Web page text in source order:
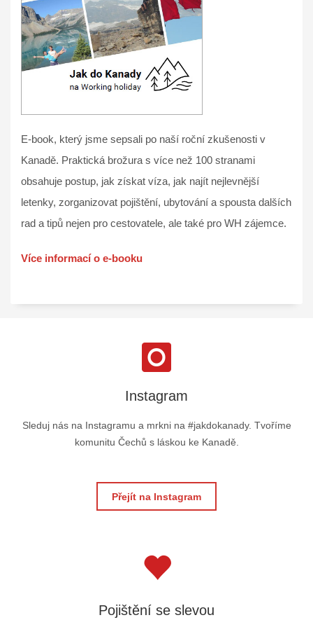
E-book, který jsme sepsali po naší roční zkušenosti v
Kanadě. Praktická brožura s více než 100 stranami
obsahuje postup, jak získat víza, jak najít nejlevnější
letenky, zorganizovat pojištění, ubytování a spousta dalších
rad a tipů nejen pro cestovatele, ale také pro WH zájemce.
Více informací o e-booku
Instagram
Sleduj nás na Instagramu a mrkni na #jakdokanady. Tvoříme
komunitu Čechů s láskou ke Kanadě.
Přejít na Instagram
Pojištění se slevou